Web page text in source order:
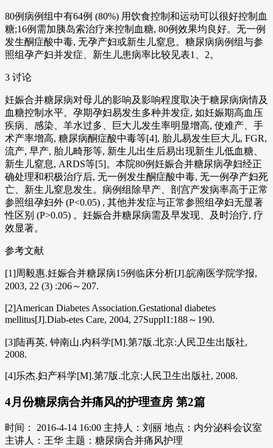
80例病例组中有64例 (80%) 用饮食控制和运动可以很好控制血
糖;16例需加胰岛索治疗来控制血糖, 80例效果均良好。无一例
发生酮症酸中毒, 无孕产妇或新生儿窒息。糖尿病病例组与参
照组孕产妇并发症、新生儿患病率比较见表1、2。
3 讨论
妊娠合并糖尿病对母儿的影响及影响程度取决于糖尿病病情及
血糖控制水平。孕期孕妇易发生多种并发症, 如妊娠期高血压
疾病、感染、羊水过多、巨大儿发生率明显增高, 使难产、手
术产率增高, 糖尿病酮症酸中毒等[4], 胎儿易发生巨大儿, FGR,
流产, 早产, 胎儿畸形等, 新生儿出生后易出现新生儿低血糖、
新生儿窒息, ARDS等[5]。本院80例妊娠合并糖尿病孕妇经正
确处理和积极治疗后, 无一例发生酮症酸中毒, 无一例孕产妇死
亡、新生儿窒息发生。病例组除早产、剖宫产发病率高于正常
参照组孕妇外 (P<0.05) , 其他并发症与正常参照组孕妇无显著
性区别 (P>0.05) 。妊娠合并糖尿病需及早发现、及时治疗, 疗
效显著。
参考文献
[1]周毅惠.妊娠合并糖尿病15例临床分析[J].皖南医学院学报,
2003, 22 (3) :206～207.
[2]American Diabetes Association.Gestational diabetes
mellitus[J].Diab-etes Care, 2004, 27Suppl1:188～190.
[3]陆再英, 钟南山.内科学[M].第7版.北京:人民卫生出版社,
2008.
[4]乐杰.妇产科学[M].第7版.北京:人民卫生出版社, 2008.
4月份糖尿病合并痛风的护理查房 第2篇
时间： 2016-4-14 16:00 主持人：刘丽 地点：内分泌科会议室
主讲人：王华 主题：糖尿病合并痛风护理